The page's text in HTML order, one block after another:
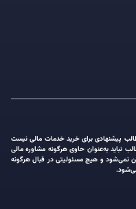
پیشنهادی برای خرید خدمات مالی نیست
نباید به‌عنوان حاوی هرگونه مشاوره مالی
نمی‌شود و هیچ مسئولیتی در قبال هرگونه